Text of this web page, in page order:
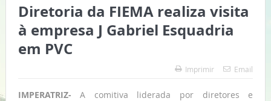
Diretoria da FIEMA realiza visita
à empresa J Gabriel Esquadria
em PVC
Imprimir Email
IMPERATRIZ-A comitiva liderada por diretores e